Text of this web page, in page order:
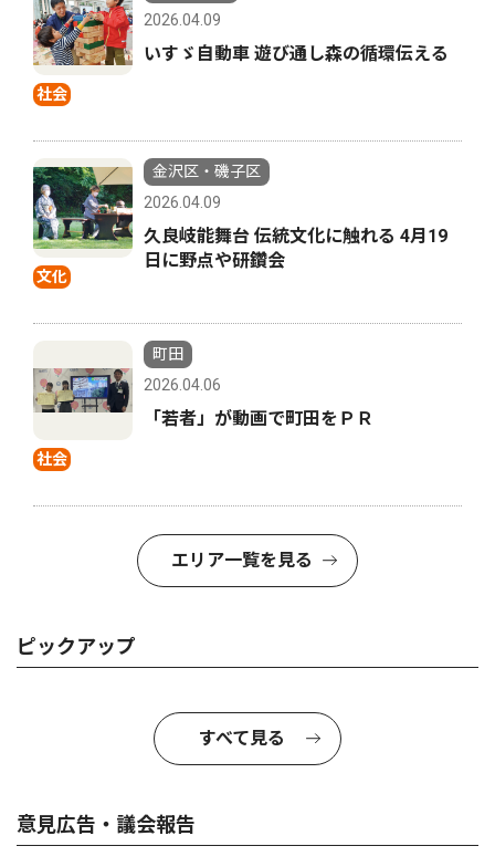
社会
2026.04.09
いすゞ自動車 遊び通し森の循環伝える
文化
金沢区・磯子区
2026.04.09
久良岐能舞台 伝統文化に触れる 4月19
日に野点や研鑽会
社会
町田
2026.04.06
「若者」が動画で町田をＰＲ
エリア一覧を見る
ピックアップ
すべて見る
意見広告・議会報告